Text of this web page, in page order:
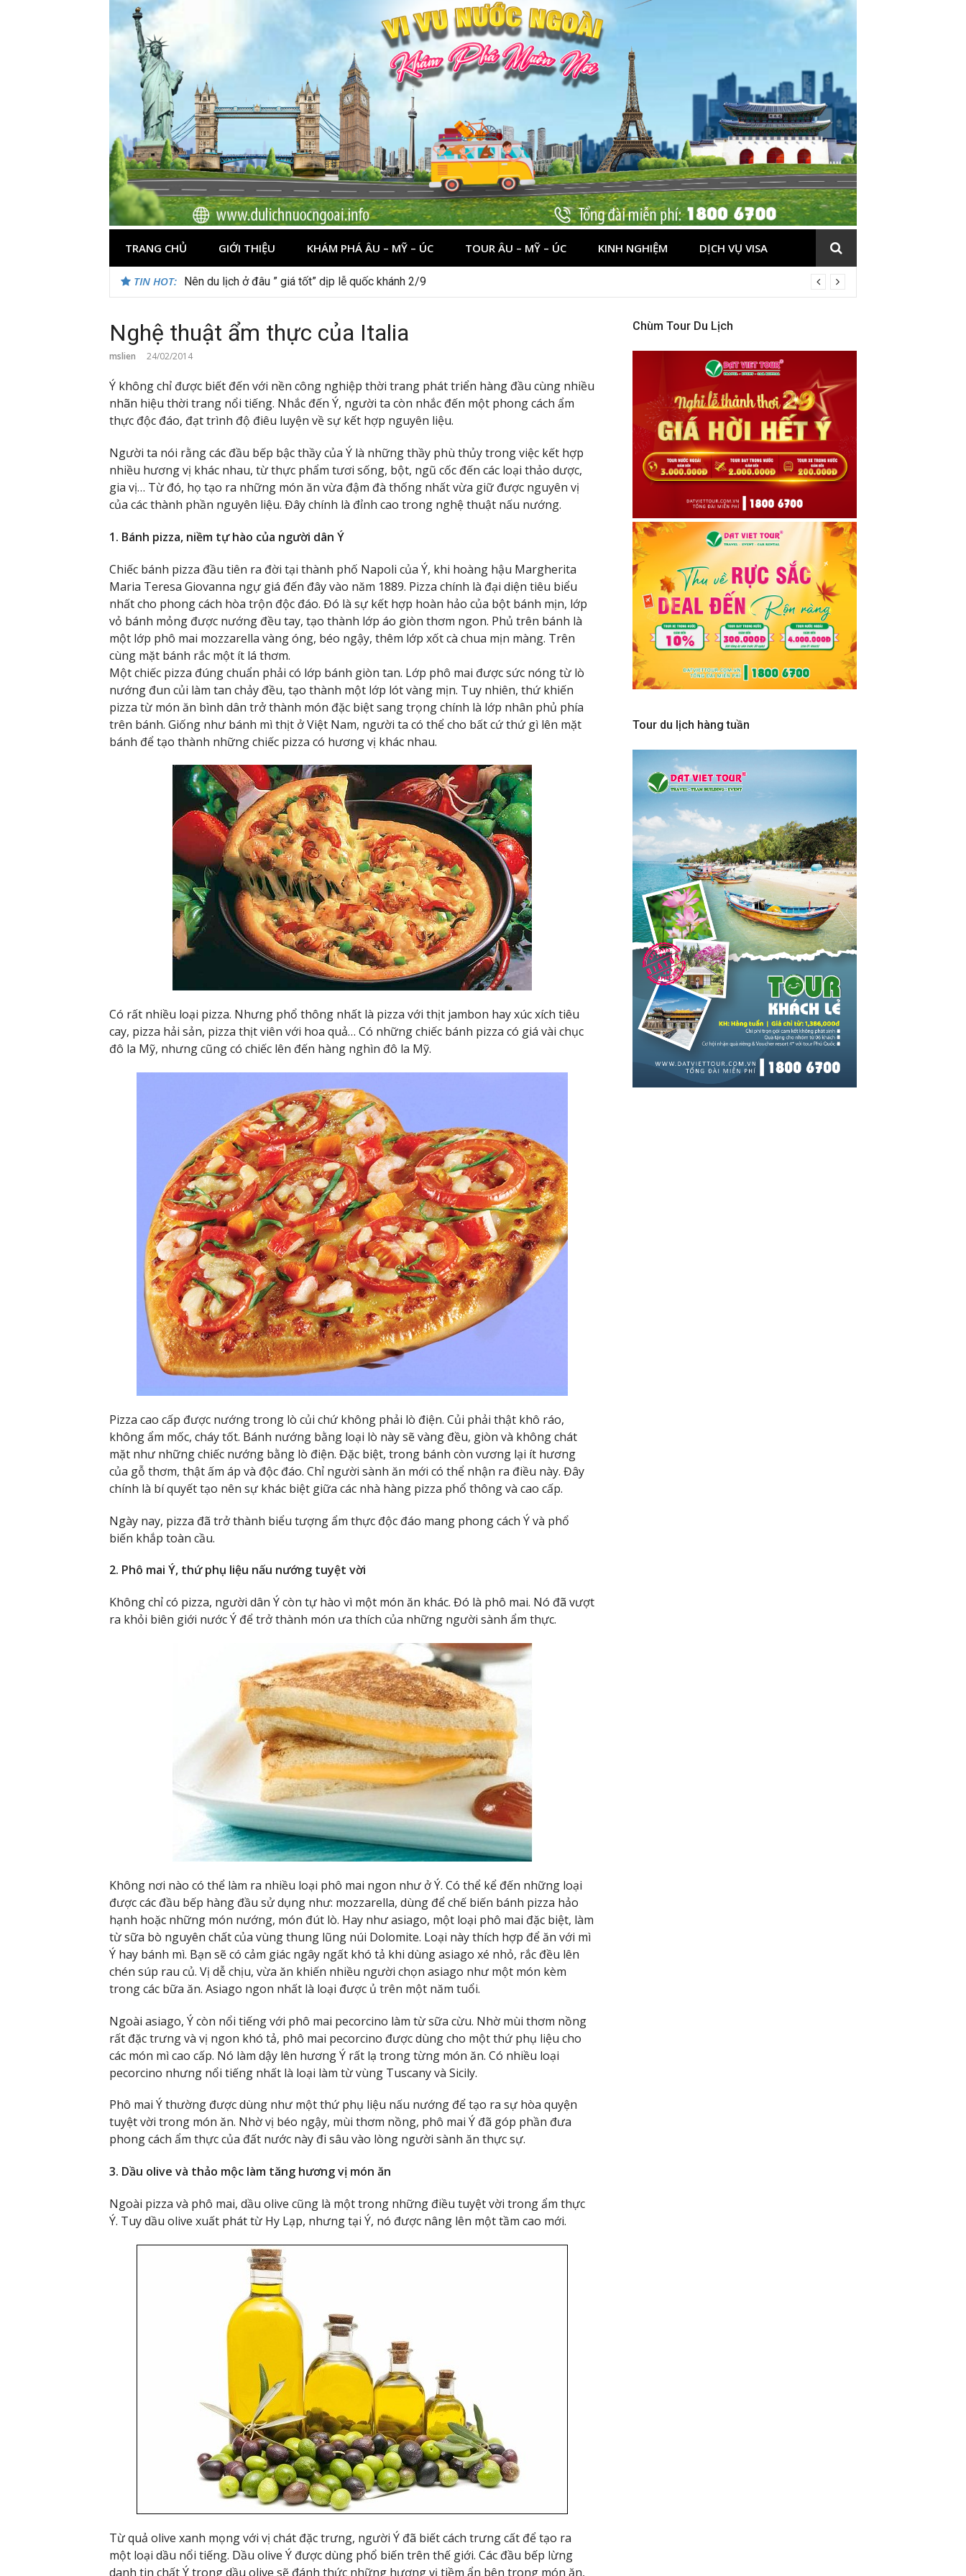
TRANG CHỦ GIỚI THIỆU KHÁM PHÁ ÂU – MỸ – ÚC TOUR ÂU – MỸ – ÚC KINH NGHIỆM DỊCH VỤ VISA
TIN HOT: Nên du lịch ở đâu ” giá tốt” dịp lễ quốc khánh 2/9
Nghệ thuật ẩm thực của Italia
mslien 24/02/2014
Ý không chỉ được biết đến với nền công nghiệp thời trang phát triển hàng đầu cùng nhiều
nhãn hiệu thời trang nổi tiếng. Nhắc đến Ý, người ta còn nhắc đến một phong cách ẩm
thực độc đáo, đạt trình độ điêu luyện về sự kết hợp nguyên liệu.
Người ta nói rằng các đầu bếp bậc thầy của Ý là những thầy phù thủy trong việc kết hợp
nhiều hương vị khác nhau, từ thực phẩm tươi sống, bột, ngũ cốc đến các loại thảo dược,
gia vị… Từ đó, họ tạo ra những món ăn vừa đậm đà thống nhất vừa giữ được nguyên vị
của các thành phần nguyên liệu. Đây chính là đỉnh cao trong nghệ thuật nấu nướng.
1. Bánh pizza, niềm tự hào của người dân Ý
Chiếc bánh pizza đầu tiên ra đời tại thành phố Napoli của Ý, khi hoàng hậu Margherita
Maria Teresa Giovanna ngự giá đến đây vào năm 1889. Pizza chính là đại diện tiêu biểu
nhất cho phong cách hòa trộn độc đáo. Đó là sự kết hợp hoàn hảo của bột bánh mịn, lớp
vỏ bánh mỏng được nướng đều tay, tạo thành lớp áo giòn thơm ngon. Phủ trên bánh là
một lớp phô mai mozzarella vàng óng, béo ngậy, thêm lớp xốt cà chua mịn màng. Trên
cùng mặt bánh rắc một ít lá thơm.
Một chiếc pizza đúng chuẩn phải có lớp bánh giòn tan. Lớp phô mai được sức nóng từ lò
nướng đun củi làm tan chảy đều, tạo thành một lớp lót vàng mịn. Tuy nhiên, thứ khiến
pizza từ món ăn bình dân trở thành món đặc biệt sang trọng chính là lớp nhân phủ phía
trên bánh. Giống như bánh mì thịt ở Việt Nam, người ta có thể cho bất cứ thứ gì lên mặt
bánh để tạo thành những chiếc pizza có hương vị khác nhau.
Có rất nhiều loại pizza. Nhưng phổ thông nhất là pizza với thịt jambon hay xúc xích tiêu
cay, pizza hải sản, pizza thịt viên với hoa quả… Có những chiếc bánh pizza có giá vài chục
đô la Mỹ, nhưng cũng có chiếc lên đến hàng nghìn đô la Mỹ.
Pizza cao cấp được nướng trong lò củi chứ không phải lò điện. Củi phải thật khô ráo,
không ẩm mốc, cháy tốt. Bánh nướng bằng loại lò này sẽ vàng đều, giòn và không chát
mặt như những chiếc nướng bằng lò điện. Đặc biệt, trong bánh còn vương lại ít hương
của gỗ thơm, thật ấm áp và độc đáo. Chỉ người sành ăn mới có thể nhận ra điều này. Đây
chính là bí quyết tạo nên sự khác biệt giữa các nhà hàng pizza phổ thông và cao cấp.
Ngày nay, pizza đã trở thành biểu tượng ẩm thực độc đáo mang phong cách Ý và phổ
biến khắp toàn cầu.
2. Phô mai Ý, thứ phụ liệu nấu nướng tuyệt vời
Không chỉ có pizza, người dân Ý còn tự hào vì một món ăn khác. Đó là phô mai. Nó đã vượt
ra khỏi biên giới nước Ý để trở thành món ưa thích của những người sành ẩm thực.
Không nơi nào có thể làm ra nhiều loại phô mai ngon như ở Ý. Có thể kể đến những loại
được các đầu bếp hàng đầu sử dụng như: mozzarella, dùng để chế biến bánh pizza hảo
hạnh hoặc những món nướng, món đút lò. Hay như asiago, một loại phô mai đặc biệt, làm
từ sữa bò nguyên chất của vùng thung lũng núi Dolomite. Loại này thích hợp để ăn với mì
Ý hay bánh mì. Bạn sẽ có cảm giác ngây ngất khó tả khi dùng asiago xé nhỏ, rắc đều lên
chén súp rau củ. Vị dễ chịu, vừa ăn khiến nhiều người chọn asiago như một món kèm
trong các bữa ăn. Asiago ngon nhất là loại được ủ trên một năm tuổi.
Ngoài asiago, Ý còn nổi tiếng với phô mai pecorcino làm từ sữa cừu. Nhờ mùi thơm nồng
rất đặc trưng và vị ngon khó tả, phô mai pecorcino được dùng cho một thứ phụ liệu cho
các món mì cao cấp. Nó làm dậy lên hương Ý rất lạ trong từng món ăn. Có nhiều loại
pecorcino nhưng nổi tiếng nhất là loại làm từ vùng Tuscany và Sicily.
Phô mai Ý thường được dùng như một thứ phụ liệu nấu nướng để tạo ra sự hòa quyện
tuyệt vời trong món ăn. Nhờ vị béo ngậy, mùi thơm nồng, phô mai Ý đã góp phần đưa
phong cách ẩm thực của đất nước này đi sâu vào lòng người sành ăn thực sự.
3. Dầu olive và thảo mộc làm tăng hương vị món ăn
Ngoài pizza và phô mai, dầu olive cũng là một trong những điều tuyệt vời trong ẩm thực
Ý. Tuy dầu olive xuất phát từ Hy Lạp, nhưng tại Ý, nó được nâng lên một tầm cao mới.
Từ quả olive xanh mọng với vị chát đặc trưng, người Ý đã biết cách trưng cất để tạo ra
một loại dầu nổi tiếng. Dầu olive Ý được dùng phổ biến trên thế giới. Các đầu bếp lừng
danh tin chất Ý trong dầu olive sẽ đánh thức những hương vị tiềm ẩn bên trong món ăn,
Chùm Tour Du Lịch
Tour du lịch hàng tuần